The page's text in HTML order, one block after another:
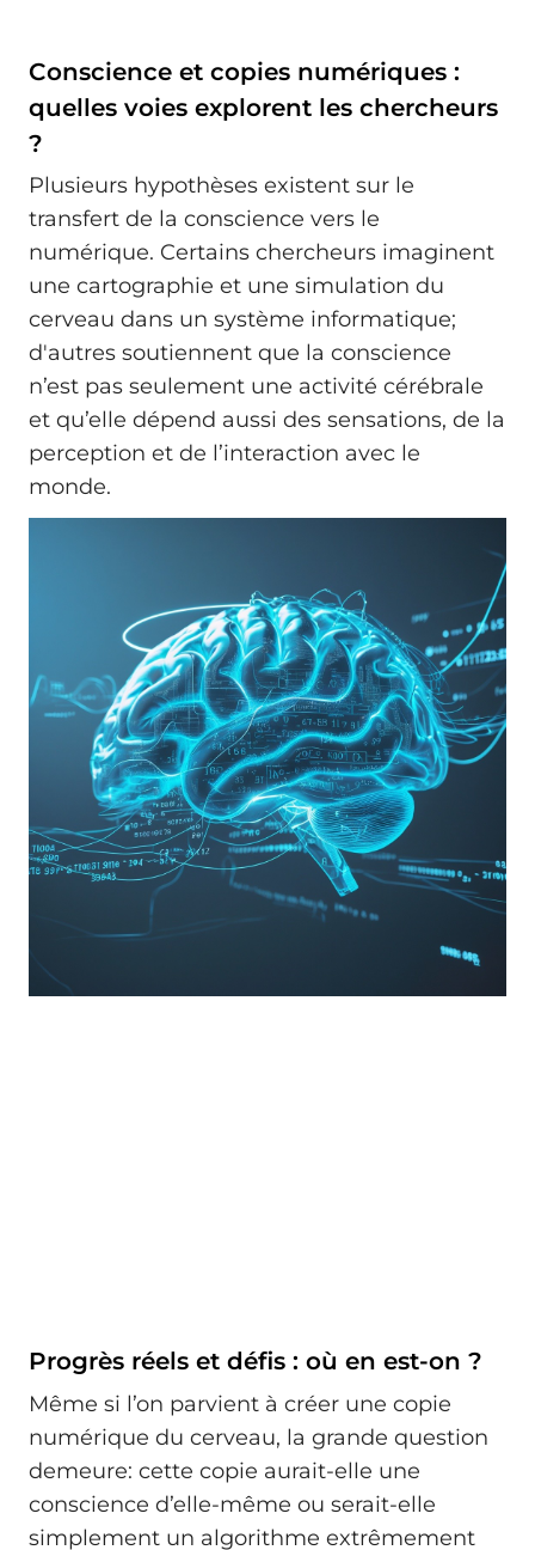
Conscience et copies numériques :
quelles voies explorent les chercheurs
?
Plusieurs hypothèses existent sur le
transfert de la conscience vers le
numérique. Certains chercheurs imaginent
une cartographie et une simulation du
cerveau dans un système informatique;
d'autres soutiennent que la conscience
n’est pas seulement une activité cérébrale
et qu’elle dépend aussi des sensations, de la
perception et de l’interaction avec le
monde.
Progrès réels et défis : où en est-on ?
Même si l’on parvient à créer une copie
numérique du cerveau, la grande question
demeure: cette copie aurait-elle une
conscience d’elle-même ou serait-elle
simplement un algorithme extrêmement